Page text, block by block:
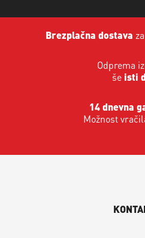
Brezplačna dostava
Odprema
še isti
14 dnevna
Možnost